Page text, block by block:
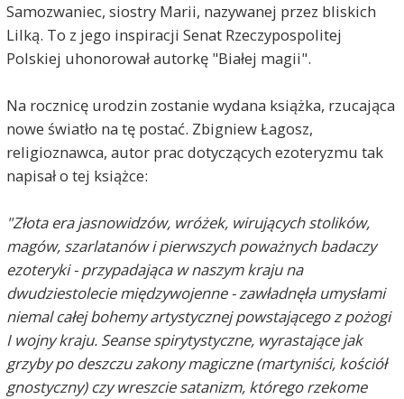
Samozwaniec, siostry Marii, nazywanej przez bliskich
Lilką. To z jego inspiracji Senat Rzeczypospolitej
Polskiej uhonorował autorkę "Białej magii".
Na rocznicę urodzin zostanie wydana książka, rzucająca
nowe światło na tę postać. Zbigniew Łagosz,
religioznawca, autor prac dotyczących ezoteryzmu tak
napisał o tej książce:
"Złota era jasnowidzów, wróżek, wirujących stolików,
magów, szarlatanów i pierwszych poważnych badaczy
ezoteryki - przypadająca w naszym kraju na
dwudziestolecie międzywojenne - zawładnęła umysłami
niemal całej bohemy artystycznej powstającego z pożogi
I wojny kraju. Seanse spirytystyczne, wyrastające jak
grzyby po deszczu zakony magiczne (martyniści, kościół
gnostyczny) czy wreszcie satanizm, którego rzekome